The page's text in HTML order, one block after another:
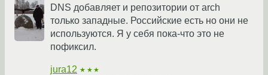
DNS добавляет и репозитории от arch
только западные. Российские есть но они не
используются. Я у себя пока-что это не
пофиксил.
jura12 ★★★